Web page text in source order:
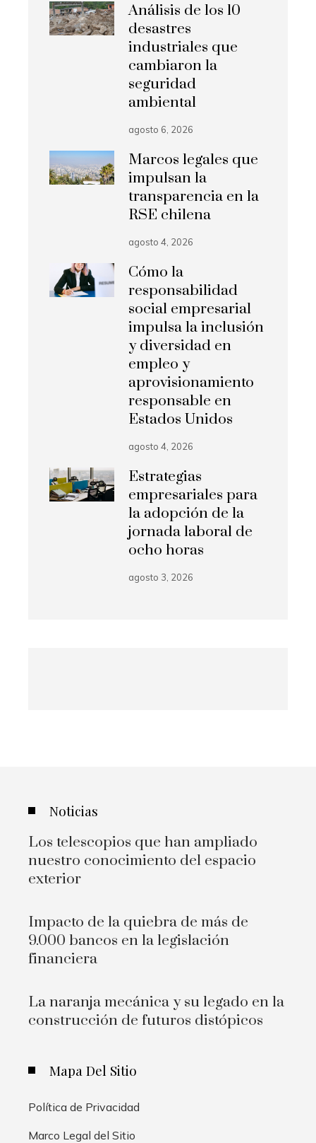
Análisis de los 10
desastres
industriales que
cambiaron la
seguridad
ambiental
agosto 6, 2026
Marcos legales que
impulsan la
transparencia en la
RSE chilena
agosto 4, 2026
Cómo la
responsabilidad
social empresarial
impulsa la inclusión
y diversidad en
empleo y
aprovisionamiento
responsable en
Estados Unidos
agosto 4, 2026
Estrategias
empresariales para
la adopción de la
jornada laboral de
ocho horas
agosto 3, 2026
Noticias
Los telescopios que han ampliado
nuestro conocimiento del espacio
exterior
Impacto de la quiebra de más de
9.000 bancos en la legislación
financiera
La naranja mecánica y su legado en la
construcción de futuros distópicos
Mapa Del Sitio
Política de Privacidad
Marco Legal del Sitio